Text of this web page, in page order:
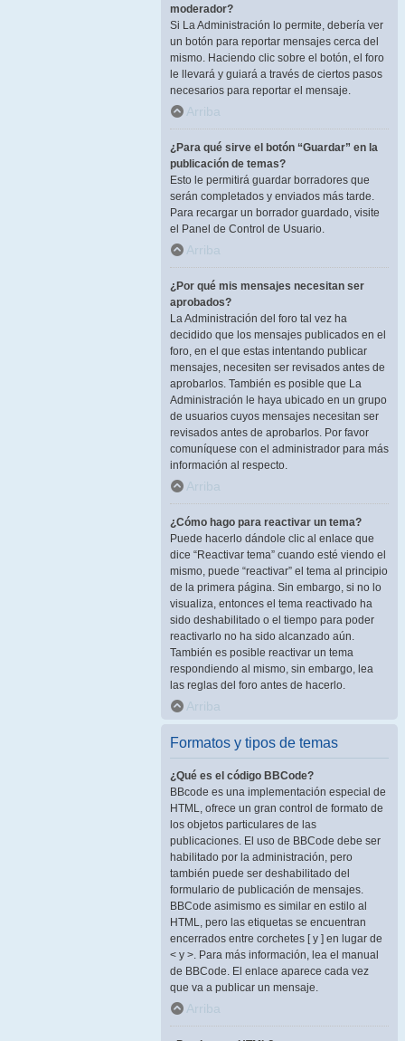
moderador?
Si La Administración lo permite, debería ver
un botón para reportar mensajes cerca del
mismo. Haciendo clic sobre el botón, el foro
le llevará y guiará a través de ciertos pasos
necesarios para reportar el mensaje.
Arriba
¿Para qué sirve el botón “Guardar” en la
publicación de temas?
Esto le permitirá guardar borradores que
serán completados y enviados más tarde.
Para recargar un borrador guardado, visite
el Panel de Control de Usuario.
Arriba
¿Por qué mis mensajes necesitan ser
aprobados?
La Administración del foro tal vez ha
decidido que los mensajes publicados en el
foro, en el que estas intentando publicar
mensajes, necesiten ser revisados antes de
aprobarlos. También es posible que La
Administración le haya ubicado en un grupo
de usuarios cuyos mensajes necesitan ser
revisados antes de aprobarlos. Por favor
comuníquese con el administrador para más
información al respecto.
Arriba
¿Cómo hago para reactivar un tema?
Puede hacerlo dándole clic al enlace que
dice “Reactivar tema” cuando esté viendo el
mismo, puede “reactivar” el tema al principio
de la primera página. Sin embargo, si no lo
visualiza, entonces el tema reactivado ha
sido deshabilitado o el tiempo para poder
reactivarlo no ha sido alcanzado aún.
También es posible reactivar un tema
respondiendo al mismo, sin embargo, lea
las reglas del foro antes de hacerlo.
Arriba
Formatos y tipos de temas
¿Qué es el código BBCode?
BBcode es una implementación especial de
HTML, ofrece un gran control de formato de
los objetos particulares de las
publicaciones. El uso de BBCode debe ser
habilitado por la administración, pero
también puede ser deshabilitado del
formulario de publicación de mensajes.
BBCode asimismo es similar en estilo al
HTML, pero las etiquetas se encuentran
encerrados entre corchetes [ y ] en lugar de
< y >. Para más información, lea el manual
de BBCode. El enlace aparece cada vez
que va a publicar un mensaje.
Arriba